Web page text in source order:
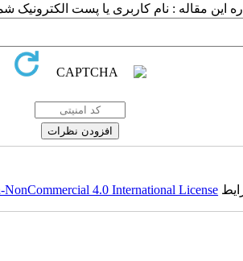
این مقاله : نام کاربری یا پست الکترونیک
4.0 International License